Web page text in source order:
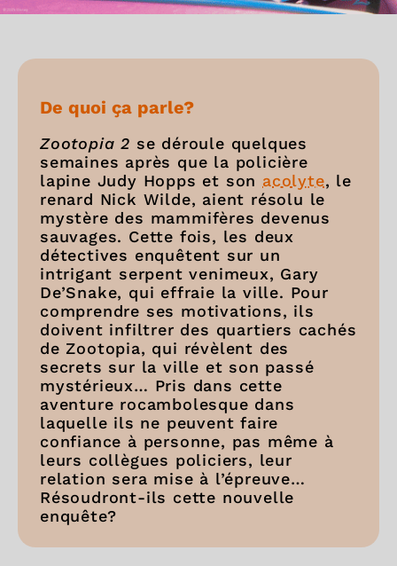
De quoi ça parle?
Zootopia 2 se déroule quelques
semaines après que la policière
lapine Judy Hopps et son acolyte, le
renard Nick Wilde, aient résolu le
mystère des mammifères devenus
sauvages. Cette fois, les deux
détectives enquêtent sur un
intrigant serpent venimeux, Gary
De’Snake, qui effraie la ville. Pour
comprendre ses motivations, ils
doivent infiltrer des quartiers cachés
de Zootopia, qui révèlent des
secrets sur la ville et son passé
mystérieux… Pris dans cette
aventure rocambolesque dans
laquelle ils ne peuvent faire
confiance à personne, pas même à
leurs collègues policiers, leur
relation sera mise à l’épreuve…
Résoudront-ils cette nouvelle
enquête?